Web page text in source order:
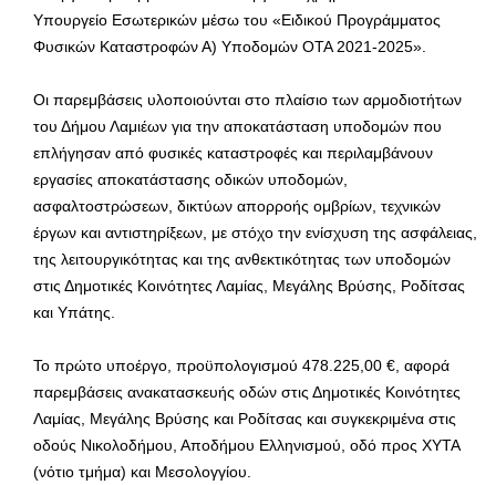
Υπουργείο Εσωτερικών μέσω του «Ειδικού Προγράμματος
Φυσικών Καταστροφών Α) Υποδομών ΟΤΑ 2021-2025».
Οι παρεμβάσεις υλοποιούνται στο πλαίσιο των αρμοδιοτήτων
του Δήμου Λαμιέων για την αποκατάσταση υποδομών που
επλήγησαν από φυσικές καταστροφές και περιλαμβάνουν
εργασίες αποκατάστασης οδικών υποδομών,
ασφαλτοστρώσεων, δικτύων απορροής ομβρίων, τεχνικών
έργων και αντιστηρίξεων, με στόχο την ενίσχυση της ασφάλειας,
της λειτουργικότητας και της ανθεκτικότητας των υποδομών
στις Δημοτικές Κοινότητες Λαμίας, Μεγάλης Βρύσης, Ροδίτσας
και Υπάτης.
Το πρώτο υποέργο, προϋπολογισμού 478.225,00 €, αφορά
παρεμβάσεις ανακατασκευής οδών στις Δημοτικές Κοινότητες
Λαμίας, Μεγάλης Βρύσης και Ροδίτσας και συγκεκριμένα στις
οδούς Νικολοδήμου, Αποδήμου Ελληνισμού, οδό προς ΧΥΤΑ
(νότιο τμήμα) και Μεσολογγίου.